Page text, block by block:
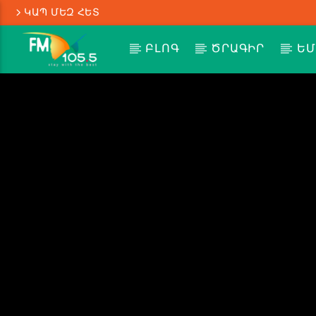
ԿԱՊ ՄԵԶ ՀԵՏ
ԲԼՈԳ ԾՐԱԳԻՐ